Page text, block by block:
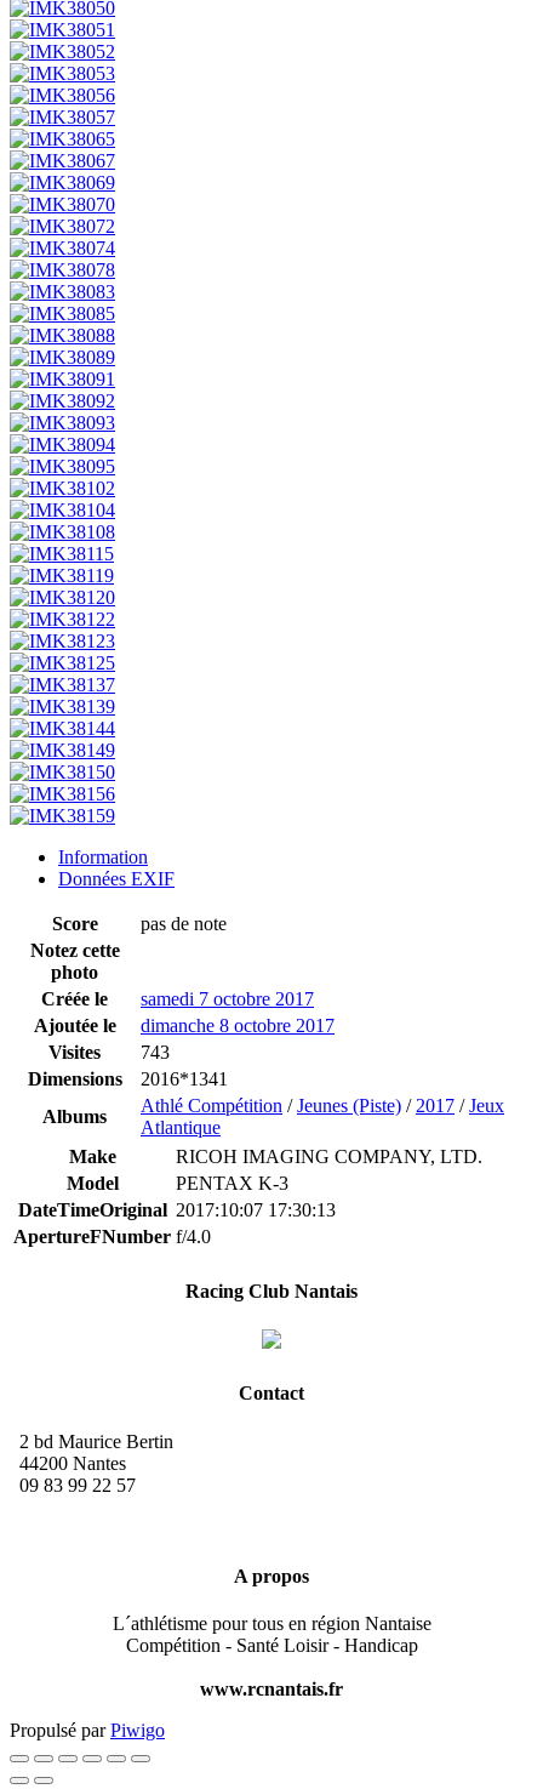
Information
Données EXIF
Score
pas de note
Notez cette
photo
Créée le
samedi 7 octobre 2017
Ajoutée le
dimanche 8 octobre 2017
Visites
743
Dimensions
2016*1341
Albums
Athlé Compétition /Jeunes (Piste) / 2017 /Jeux
Atlantique
Make
RICOH IMAGING COMPANY, LTD.
Model
PENTAX K-3
DateTimeOriginal 2017:10:07 17:30:13
ApertureFNumber f/4.0
Racing Club Nantais
Contact
2 bd Maurice Bertin
44200 Nantes
09 83 99 22 57
A propos
L´athlétisme pour tous en région Nantaise
Compétition - Santé Loisir - Handicap
www.rcnantais.fr
Propulsé parPiwigo